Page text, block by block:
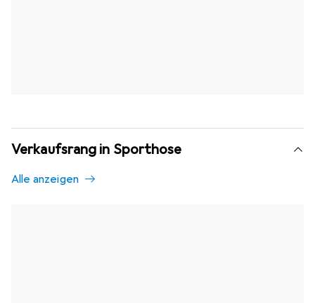
Verkaufsrang in Sporthose
Alle anzeigen